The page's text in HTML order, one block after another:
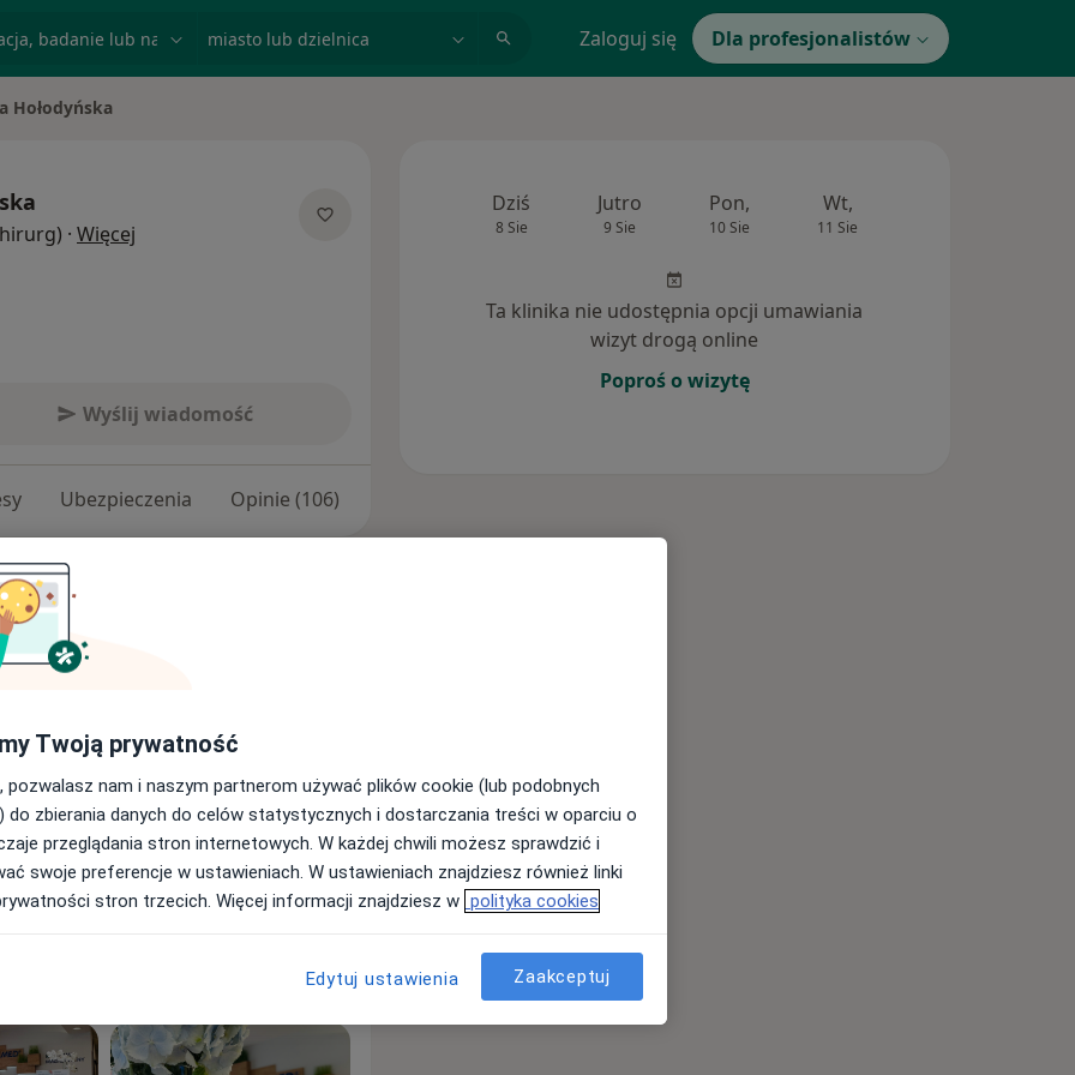
Zaloguj się Dla profesjonalistów
Hołodyńska
· Więcej
Wyślij wiadomość
Ubezpieczenia Opinie (106)
w Poznaniu. Swoje doświadczenie
Szpitalu Miejskim w
w Klinice Chirurgii Ogólnej i
oraz jako wykładowca na
pracuję w Klinice Chirurgii
im. Heliodora Święcickiego
w Poznaniu.
odbyłam liczne szkolenia i
narządów szyi, w tym tarczycy.
przy pomocy laseroterapii.
Dziś
8 Sie
Jutro
9 Sie
Pon,
10 Sie
Wt,
11 Sie
Ta klinika nie udostępnia opcji umawiania
wizyt drogą online
Poproś o wizytę
Twoją prywatność
pozwalasz nam i naszym partnerom używać plików cookie (lub podobnych
do zbierania danych do celów statystycznych i dostarczania treści w oparciu o
przeglądania stron internetowych. W każdej chwili możesz sprawdzić i
swoje preferencje w ustawieniach. W ustawieniach znajdziesz również linki
stron trzecich. Więcej informacji znajdziesz w polityka cookies
Edytuj ustawienia Zaakceptuj